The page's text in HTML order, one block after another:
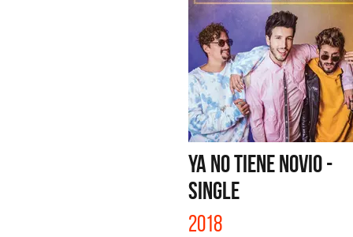
YA NO TIENE NOVIO -
SINGLE
2018